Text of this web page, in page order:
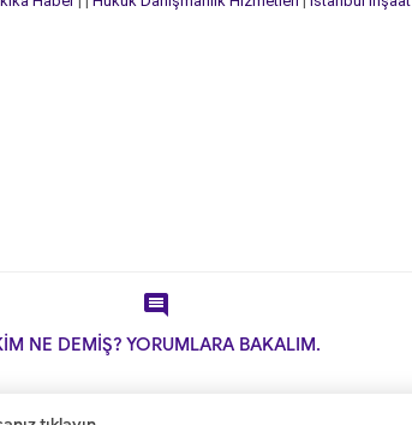

NE DEMİŞ? YORUMLARA BAKALIM.